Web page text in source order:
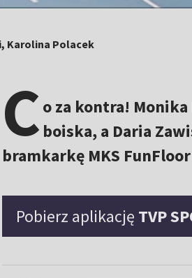
Karolina Polacek
Co za kontra! Monika
boiska, a Daria
bramkarkę MKS FunFloor
Pobierz aplikację TVP